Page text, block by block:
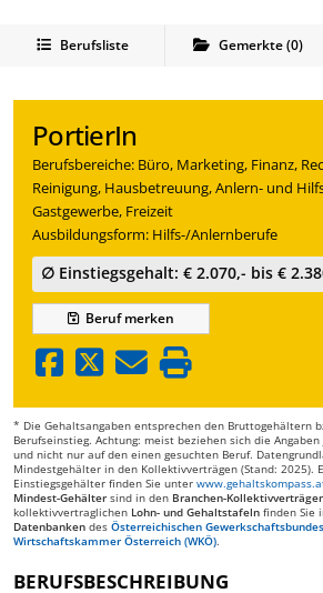
Berufsliste Gemerkte(0)
PortierIn
Berufsbereiche: Büro, Marketing, Finanz,
Reinigung, Hausbetreuung, Anlern- und
Gastgewerbe, Freizeit
Ausbildungsform: Hilfs-/Anlernberufe
∅ Einstiegsgehalt: € 2.070,- bis €
Berufmerken
* Die Gehaltsangaben entsprechen den Bruttogehältern
Berufseinstieg. Achtung: meist beziehen sich die
und nicht nur auf den einen gesuchten Beruf.
Mindestgehälter in den Kollektivverträgen (Stand: 2025).
Einstiegsgehälter finden Sie unter
Mindest-Gehälter sind in den Branchen-
kollektivvertraglichen Lohn- und Gehaltstafeln finden Sie
Datenbanken des Österreichischen
Wirtschaftskammer Österreich (WKÖ).
BERUFSBESCHREIBUNG